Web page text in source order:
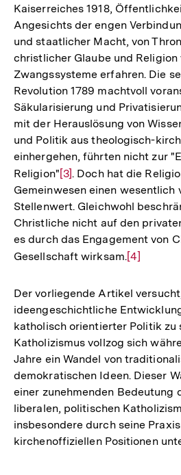
der
Fußnote
Kaiserreiches 1918,
Angesichts der engen
und staatlicher Macht, von
christlicher Glaube und Religion
Zwangssysteme erfahren. Die
Revolution 1789 machtvoll
Säkularisierung und
mit der Herauslösung von
und Politik aus theologisch-
einhergehen, führten nicht zur
Religion"Zur
Auflösung
der
Fußnote
[3]. Doch hat die
Gemeinwesen einen wesentlich
Stellenwert. Gleichwohl
Christliche nicht auf den
es durch das Engagement von
Gesellschaft wirksam.Zur
der
Fußnote
[4]
Der vorliegende Artikel
ideengeschichtliche
katholisch orientierter Politik zu
Katholizismus vollzog sich
Jahre ein Wandel von
demokratischen Ideen. Dieser
einer zunehmenden Bedeutung
liberalen, politischen
insbesondere durch seine
kirchenoffiziellen Positionen